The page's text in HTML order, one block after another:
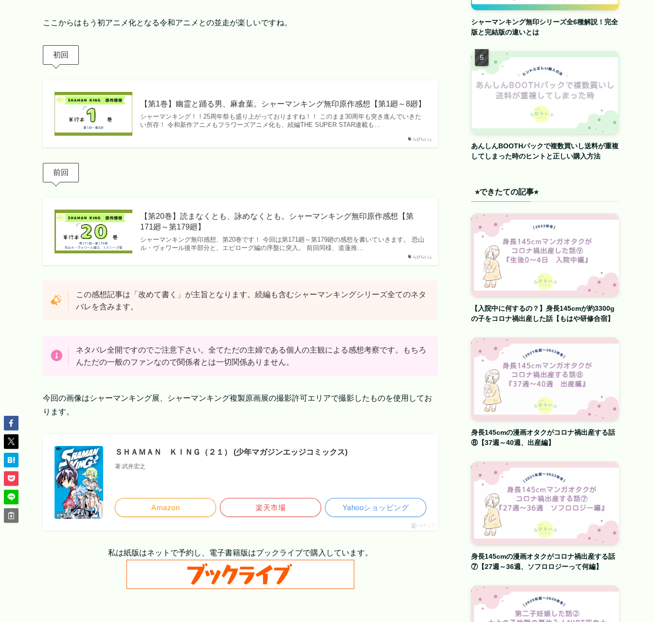
ここからはもう初アニメ化となる令和アニメとの並走が楽しいですね。
初回
らびらいふ
【第1巻】幽霊と踊る男、麻倉葉。シャーマンキング無印原作感想【第1廻～8廻】
シャーマンキング！！25周年祭も盛り上がっておりますね！！ このまま30周年も突き進んでいきた
い所存！ 令和新作アニメもフラワーズアニメ化も、続編THE SUPER STAR連載も…
前回
らびらいふ
【第20巻】読まなくとも、詠めなくとも。シャーマンキング無印原作感想【第
171廻～第179廻】
シャーマンキング無印感想、第20巻です！ 今回は第171廻～第179廻の感想を書いていきます。 恐山
ル・ヴォワール後半部分と、エピローグ編の序盤に突入。 前回同様、道蓮推…
この感想記事は「改めて書く」が主旨となります。続編も含むシャーマンキングシリーズ全てのネタ
バレを含みます。
ネタバレ全開ですのでご注意下さい。全てただの主婦である個人の主観による感想考察です。もちろ
んただの一般のファンなので関係者とは一切関係ありません。
今回の画像はシャーマンキング展、シャーマンキング複製原画展の撮影許可エリアで撮影したものを使用してお
ります。
ＳＨＡＭＡＮ ＫＩＮＧ（２１） (少年マガジンエッジコミックス)
著:武井宏之
Amazon 楽天市場 Yahooショッピング
ポチップ
私は紙版はネットで予約し、電子書籍版はブックライブで購入しています。
シャーマンキング無印シリーズ全6種解説！完全
版と完結版の違いとは
あんしんBOOTHパックで複数買いし送料が重複
してしまった時のヒントと正しい購入方法
⭐︎できたての記事⭐︎
【入院中に何するの？】身長145cmが約3300g
の子をコロナ禍出産した話【もはや研修合宿】
身長145cmの漫画オタクがコロナ禍出産する話
⑧【37週～40週、出産編】
身長145cmの漫画オタクがコロナ禍出産する話
⑦【27週～36週、ソフロロジーって何編】